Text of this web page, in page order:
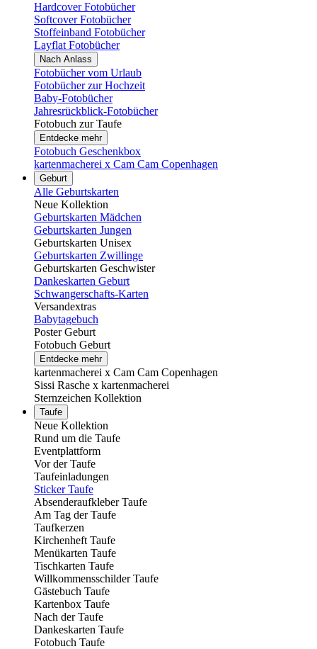
Hardcover Fotobücher
Softcover Fotobücher
Stoffeinband Fotobücher
Layflat Fotobücher
Nach Anlass
Fotobücher vom Urlaub
Fotobücher zur Hochzeit
Baby-Fotobücher
Jahresrückblick-Fotobücher
Fotobuch zur Taufe
Entdecke mehr
Fotobuch Geschenkbox
kartenmacherei x Cam Cam Copenhagen
Geburt
Alle Geburtskarten
Neue Kollektion
Geburtskarten Mädchen
Geburtskarten Jungen
Geburtskarten Unisex
Geburtskarten Zwillinge
Geburtskarten Geschwister
Dankeskarten Geburt
Schwangerschafts-Karten
Versandextras
Babytagebuch
Poster Geburt
Fotobuch Geburt
Entdecke mehr
kartenmacherei x Cam Cam Copenhagen
Sissi Rasche x kartenmacherei
Sternzeichen Kollektion
Taufe
Neue Kollektion
Rund um die Taufe
Eventplattform
Vor der Taufe
Taufeinladungen
Sticker Taufe
Absenderaufkleber Taufe
Am Tag der Taufe
Taufkerzen
Kirchenheft Taufe
Menükarten Taufe
Tischkarten Taufe
Willkommensschilder Taufe
Gästebuch Taufe
Kartenbox Taufe
Nach der Taufe
Dankeskarten Taufe
Fotobuch Taufe